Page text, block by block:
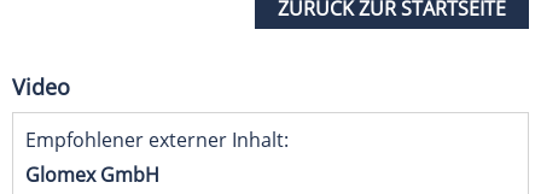
ZURÜCK ZUR STARTSEITE
Video
Empfohlener externer Inhalt:
Glomex GmbH